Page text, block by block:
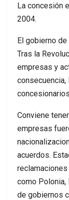
La concesión
2004.
El gobierno
Tras la
empresas y
Conviene
empresas
acuerdos.
como Polonia,
de gobiernos